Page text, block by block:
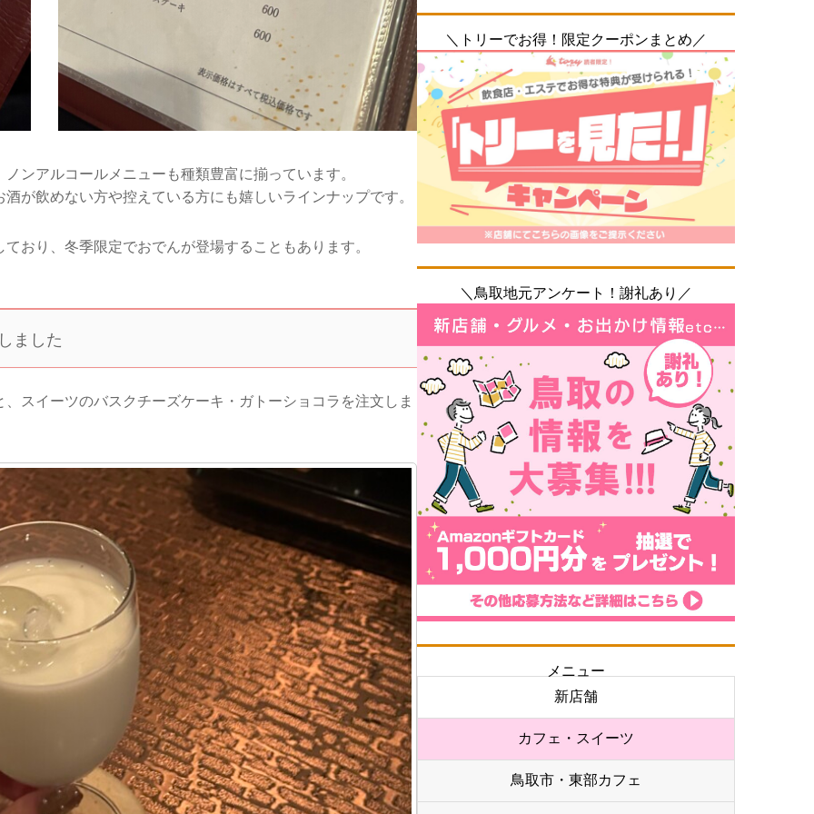
ンアルコールメニューも種類豊富に揃っています。
が飲めない方や控えている方にも嬉しいラインナップです。
おり、冬季限定でおでんが登場することもあります。
ました
スイーツのバスクチーズケーキ・ガトーショコラを注文しま
＼トリーでお得！限定クーポンまとめ／
＼鳥取地元アンケート！謝礼あり／
メニュー
新店舗
カフェ・スイーツ
鳥取市・東部カフェ